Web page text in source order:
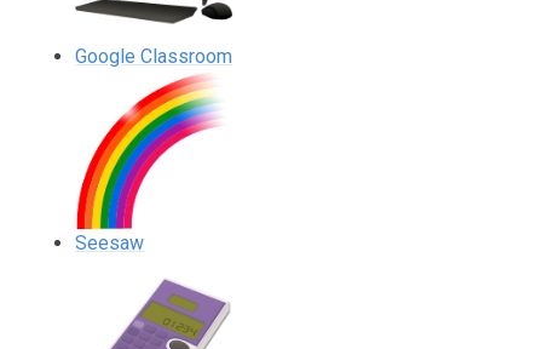
Google Classroom
Seesaw